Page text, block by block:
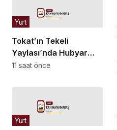
Tokat’ın Tekeli
Yaylası’nda Hubyar
Sultan Anma Etkinliği
Yurt
11 saat önce
Yurt